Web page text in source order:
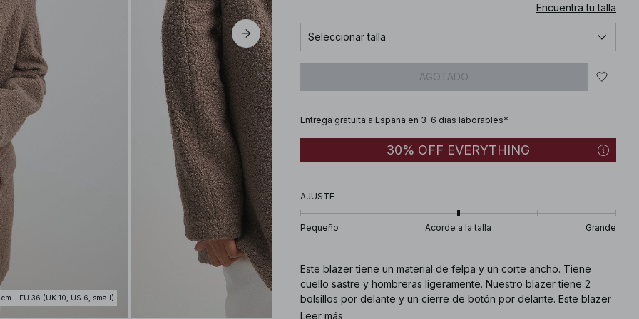
cm - EU 36 (UK 10, US 6, small)
Encuentra tu talla
Seleccionar talla
AGOTADO
Entrega gratuita a España en 3-6 días laborables*
30% OFF EVERYTHING
AJUSTE
Pequeño Acorde a la talla Grande
Este blazer tiene un material de felpa y un corte ancho. Tiene
cuello sastre y hombreras ligeramente. Nuestro blazer tiene 2
bolsillos por delante y un cierre de botón por delante. Este blazer
está disponible en marrón.
Leer más